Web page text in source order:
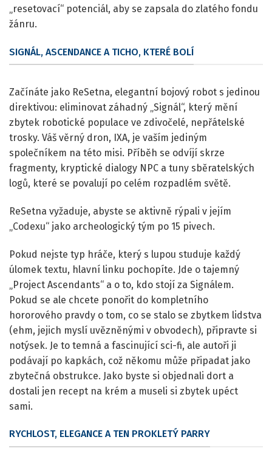
„resetovací“ potenciál, aby se zapsala do zlatého fondu
žánru.
SIGNÁL, ASCENDANCE A TICHO, KTERÉ BOLÍ
Začínáte jako ReSetna, elegantní bojový robot s jedinou
direktivou: eliminovat záhadný „Signál“, který mění
zbytek robotické populace ve zdivočelé, nepřátelské
trosky. Váš věrný dron, IXA, je vaším jediným
společníkem na této misi. Příběh se odvíjí skrze
fragmenty, kryptické dialogy NPC a tuny sběratelských
logů, které se povalují po celém rozpadlém světě.
ReSetna vyžaduje, abyste se aktivně rýpali v jejím
„Codexu“ jako archeologický tým po 15 pivech.
Pokud nejste typ hráče, který s lupou studuje každý
úlomek textu, hlavní linku pochopíte. Jde o tajemný
„Project Ascendants“ a o to, kdo stojí za Signálem.
Pokud se ale chcete ponořit do kompletního
hororového pravdy o tom, co se stalo se zbytkem lidstva
(ehm, jejich myslí uvězněnými v obvodech), připravte si
notýsek. Je to temná a fascinující sci-fi, ale autoři ji
podávají po kapkách, což někomu může připadat jako
zbytečná obstrukce. Jako byste si objednali dort a
dostali jen recept na krém a museli si zbytek upéct
sami.
RYCHLOST, ELEGANCE A TEN PROKLETÝ PARRY